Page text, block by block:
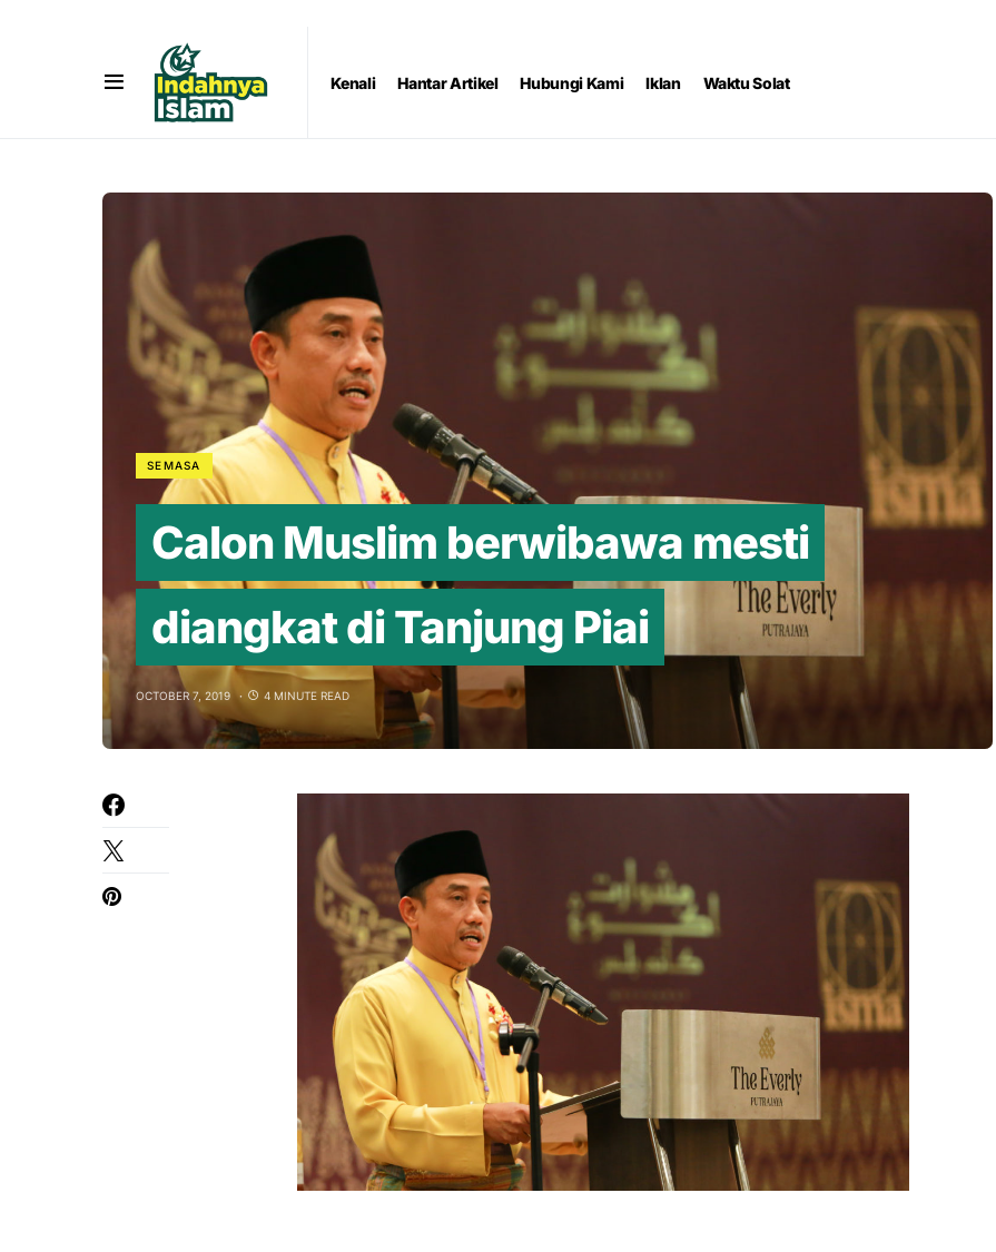
Kenali Hantar Artikel Hubungi Kami Iklan Waktu Solat
SEMASA
Calon Muslim berwibawa mesti
diangkat di Tanjung Piai
OCTOBER 7, 2019 4 MINUTE READ